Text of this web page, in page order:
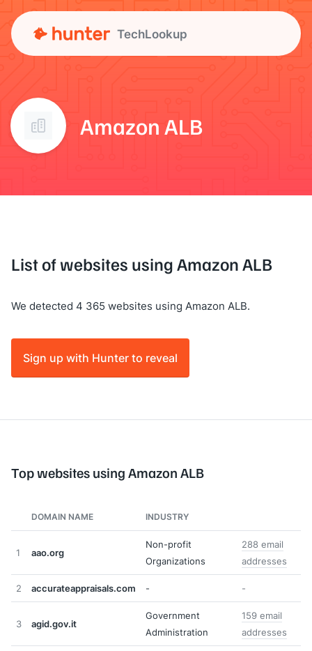
TechLookup
Amazon ALB
List of websites using Amazon ALB
We detected 4 365 websites using Amazon ALB.
Sign up with Hunter to reveal
Top websites using Amazon ALB
DOMAIN NAME INDUSTRY
1 aao.org
Non-profit
Organizations
288 email
addresses
2 accurateappraisals.com - -
3 agid.gov.it
Government
Administration
159 email
addresses